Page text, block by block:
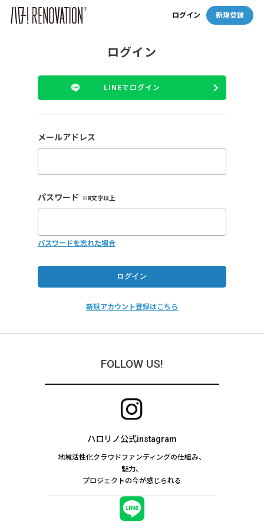
ログイン 新規登録
ログイン
LINEでログイン
メールアドレス
パスワード ※8文字以上
パスワードを忘れた場合
新規アカウント登録はこちら
FOLLOW US!
ハロリノ公式instagram
地域活性化クラウドファンディングの仕組み、
魅力、
プロジェクトの今が感じられる